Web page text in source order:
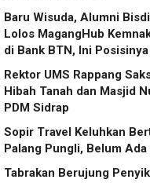
Baru Wisuda, Alumni
Lolos MagangHub
di Bank BTN, Ini Posisinya
Rektor UMS Rappang
Hibah Tanah dan Masjid
PDM Sidrap
Sopir Travel Keluhkan
Palang Pungli, Belum
Tabrakan Berujung